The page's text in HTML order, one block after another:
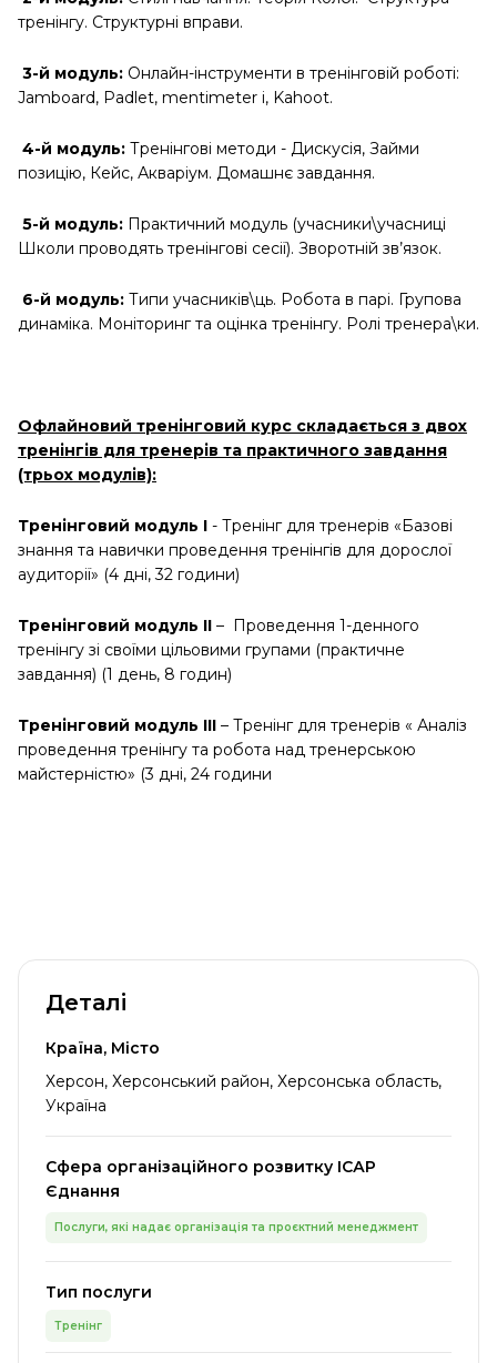
тренінгу. Структурні вправи.
3-й модуль: Онлайн-інструменти в тренінговій роботі:
Jamboard, Padlet, mentimeter i, Kahoot.
4-й модуль: Тренінгові методи - Дискусія, Займи
позицію, Кейс, Акваріум. Домашнє завдання.
5-й модуль: Практичний модуль (учасники\учасниці
Школи проводять тренінгові сесії). Зворотній зв’язок.
6-й модуль: Типи учасників\ць. Робота в парі. Групова
динаміка. Моніторинг та оцінка тренінгу. Ролі тренера\ки.
Офлайновий тренінговий курс складається з двох
тренінгів для тренерів та практичного завдання
(трьох модулів):
Тренінговий модуль І - Тренінг для тренерів «Базові
знання та навички проведення тренінгів для дорослої
аудиторії» (4 дні, 32 години)
Тренінговий модуль ІІ – Проведення 1-денного
тренінгу зі своїми цільовими групами (практичне
завдання) (1 день, 8 годин)
Тренінговий модуль ІІІ – Тренінг для тренерів « Аналіз
проведення тренінгу та робота над тренерською
майстерністю» (3 дні, 24 години
Деталі
Країна, Місто
Херсон, Херсонський район, Херсонська область,
Україна
Сфера організаційного розвитку ІСАР
Єднання
Послуги, які надає організація та проєктний менеджмент
Тип послуги
Тренінг